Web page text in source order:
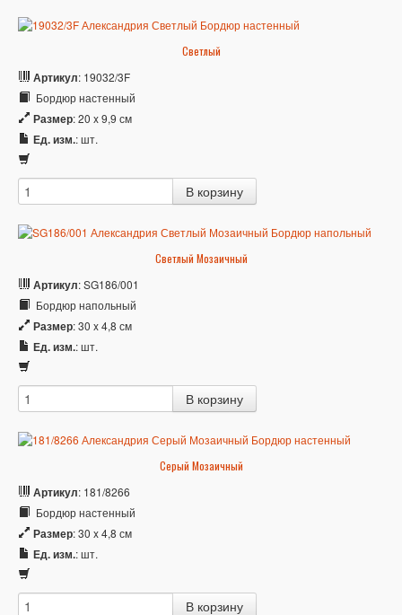
Светлый
Артикул: 19032/3F
Бордюр настенный
Размер: 20 x 9,9 см
Ед. изм.: шт.
Светлый Мозаичный
Артикул: SG186/001
Бордюр напольный
Размер: 30 x 4,8 см
Ед. изм.: шт.
Серый Мозаичный
Артикул: 181/8266
Бордюр настенный
Размер: 30 x 4,8 см
Ед. изм.: шт.